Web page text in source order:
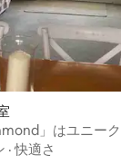
」はユニー
·快適さ